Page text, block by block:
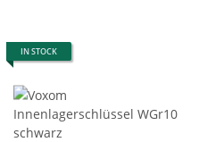
IN STOCK